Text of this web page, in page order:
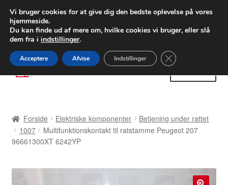
LEVERING fra 55 kr.
FEDEX verdensomspændende forsendelse
80 82 72 02
Spring
til
Spring
til
Betalinger
Forside Elektriske komponenter
Betjening under rattet
1007
Multifunktionskontakt til ratstamme Peugeot 207
96661300XT 6242YP
Vi bruger cookies for at give dig den bedste oplevelse på vores
hjemmeside.
Du kan finde ud af mere om, hvilke cookies vi bruger, eller slå
dem fra i indstillinger.
Acceptere Afvise Indstillinger Close GDPR